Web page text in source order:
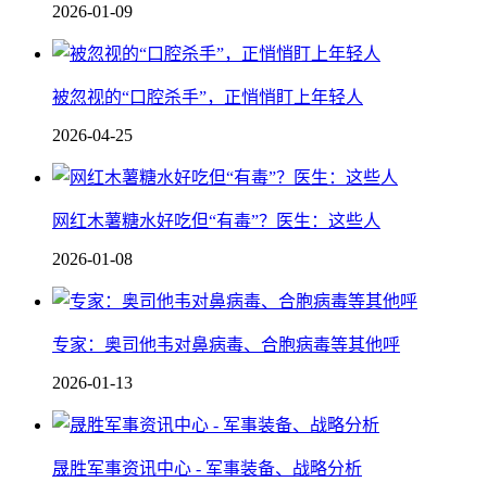
2026-01-09
被忽视的“口腔杀手”，正悄悄盯上年轻人
2026-04-25
网红木薯糖水好吃但“有毒”？医生：这些人
2026-01-08
专家：奥司他韦对鼻病毒、合胞病毒等其他呼
2026-01-13
晟胜军事资讯中心 - 军事装备、战略分析